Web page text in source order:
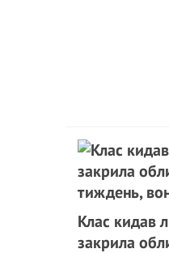
Клас кидав
закрила